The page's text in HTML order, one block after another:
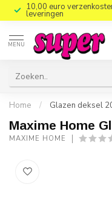
10,00 euro
leveringen
MENU
Home / Glazen deksel
Maxime Home
MAXIME HOME